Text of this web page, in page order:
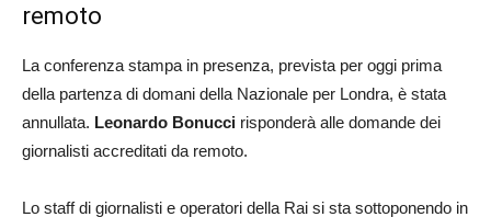
remoto
La conferenza stampa in presenza, prevista per oggi prima
della partenza di domani della Nazionale per Londra, è stata
annullata. Leonardo Bonucci risponderà alle domande dei
giornalisti accreditati da remoto.
Lo staff di giornalisti e operatori della Rai si sta sottoponendo in